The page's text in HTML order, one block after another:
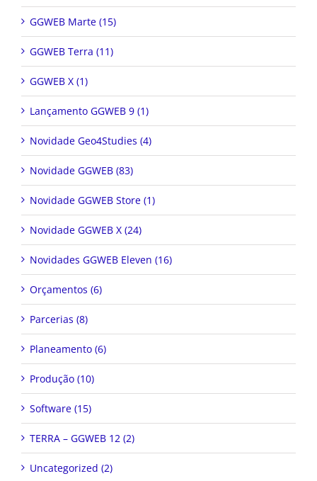
GGWEB Marte (15)
GGWEB Terra (11)
GGWEB X (1)
Lançamento GGWEB 9 (1)
Novidade Geo4Studies (4)
Novidade GGWEB (83)
Novidade GGWEB Store (1)
Novidade GGWEB X (24)
Novidades GGWEB Eleven (16)
Orçamentos (6)
Parcerias (8)
Planeamento (6)
Produção (10)
Software (15)
TERRA – GGWEB 12 (2)
Uncategorized (2)